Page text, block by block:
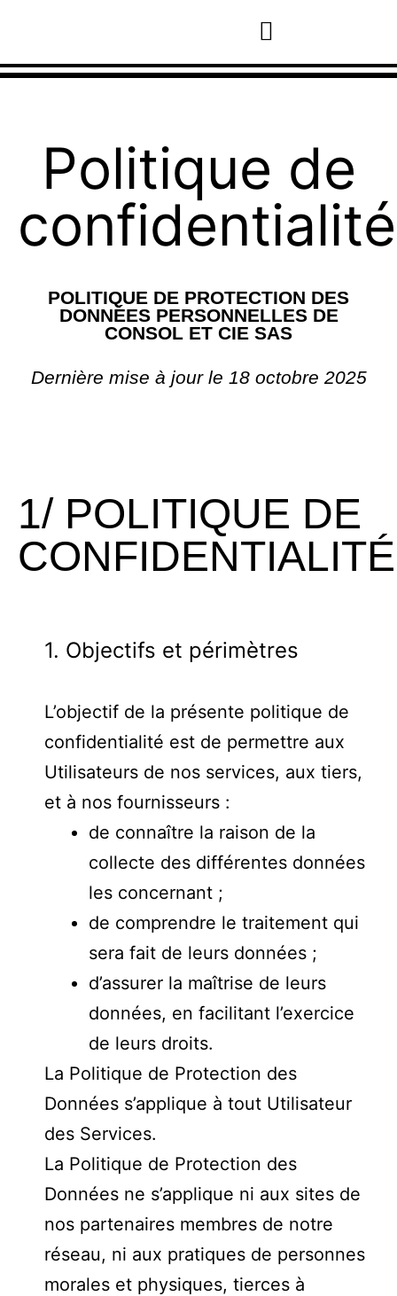
Politique de
confidentialité
POLITIQUE DE PROTECTION DES
DONNÉES PERSONNELLES DE
CONSOL ET CIE SAS
Dernière mise à jour le 18 octobre 2025
1/ POLITIQUE DE
CONFIDENTIALITÉ
1. Objectifs et périmètres
L’objectif de la présente politique de
confidentialité est de permettre aux
Utilisateurs de nos services, aux tiers,
et à nos fournisseurs :
de connaître la raison de la
collecte des différentes données
les concernant ;
de comprendre le traitement qui
sera fait de leurs données ;
d’assurer la maîtrise de leurs
données, en facilitant l’exercice
de leurs droits.
La Politique de Protection des
Données s’applique à tout Utilisateur
des Services.
La Politique de Protection des
Données ne s’applique ni aux sites de
nos partenaires membres de notre
réseau, ni aux pratiques de personnes
morales et physiques, tierces à